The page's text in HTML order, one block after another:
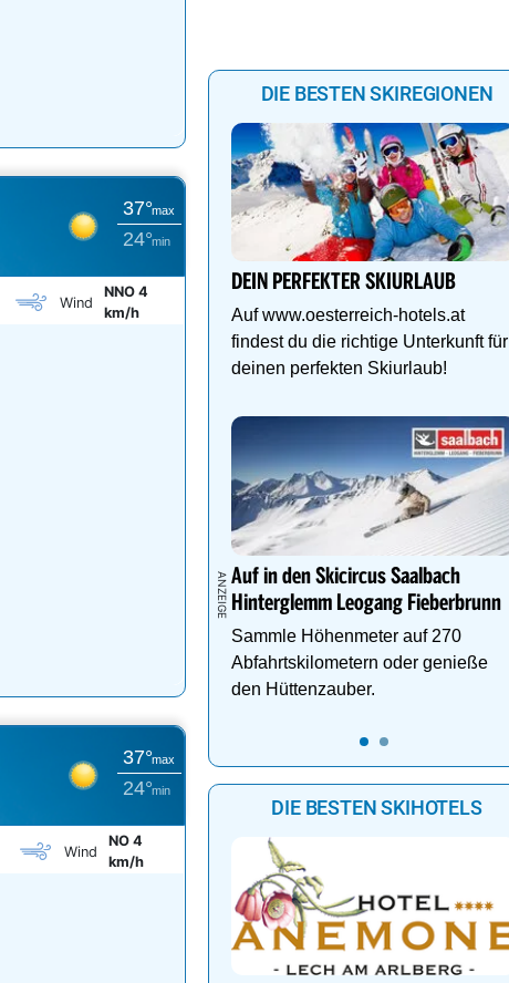
37°max
24°min
Wind
NNO 4
km/h
37°max
24°min
Wind
NO 4
km/h
DIE BESTEN SKIREGIONEN
DEIN PERFEKTER SKIURLAUB
Auf www.oesterreich-hotels.at
findest du die richtige Unterkunft für
deinen perfekten Skiurlaub!
Auf in den Skicircus Saalbach
Hinterglemm Leogang Fieberbrunn
Sammle Höhenmeter auf 270
Abfahrtskilometern oder genieße
den Hüttenzauber.
DIE BESTEN SKIHOTELS